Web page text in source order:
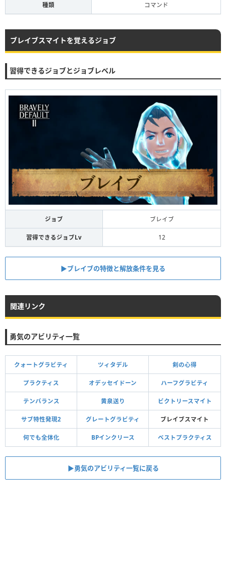
種類 コマンド
ブレイブスマイトを覚えるジョブ
習得できるジョブとジョブレベル
ジョブ ブレイブ
習得できるジョブLv 12
▶︎ブレイブの特徴と解放条件を見る
関連リンク
勇気のアビリティ一覧
クォートグラビティ ツィタデル 剣の心得
プラクティス オデッセイドーン ハーフグラビティ
テンバランス 黄泉送り ビクトリースマイト
サブ特性発現2 グレートグラビティ ブレイブスマイト
何でも全体化 BPインクリース ベストプラクティス
▶︎勇気のアビリティ一覧に戻る